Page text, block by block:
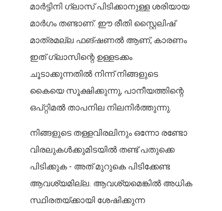
മാർട്ടിനി ഗ്ലാസ് പിടിക്കാനുള്ള ശരിയായ
മാർഗം തണ്ടാണ്. ഈ രീതി സ്റ്റൈലിഷ്
മാത്രമല്ല ഫങ്ഷണൽ ആണ്, കാരണം
ഇത് ഗ്ലാസിന്റെ ഉള്ളടക്കം
ചൂടാക്കുന്നതിൽ നിന്ന് നിങ്ങളുടെ
കൈയെ സൂക്ഷിക്കുന്നു, പാനീയത്തിന്റെ
ഒപ്റ്റിമൽ താപനില നിലനിർത്തുന്നു.
നിങ്ങളുടെ തള്ളവിരലിനും ഒന്നോ രണ്ടോ
വിരലുകൾക്കുമിടയിൽ തണ്ട് പതുക്കെ
പിടിക്കുക - അത് മുറുകെ പിടിക്കേണ്ട
ആവശ്യമില്ല. ആവശ്യമെങ്കിൽ അധിക
സ്ഥിരതയ്ക്കായി ശേഷിക്കുന്ന